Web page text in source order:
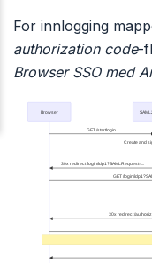
For innlogging
authorization code-
Browser SSO med